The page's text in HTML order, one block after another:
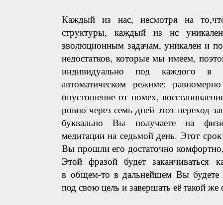
Каждый из нас, несмотря на
структуры, каждый из нс
эволюционным задачам, уникален и
недостатков, которые мы имеем,
индивидуально под каждого
автоматическом режиме:
опустошение от помех,
ровно через семь дней этот переход
буквально Вы получаете на
медитации на седьмой день. Этот
Вы прошли его достаточно
Этой фразой будет заканчиваться
вобщем-то в дальнейшем Вы будете
под свою цель и завершать её такой